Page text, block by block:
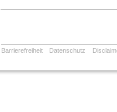
Barrierefreiheit Datenschutz